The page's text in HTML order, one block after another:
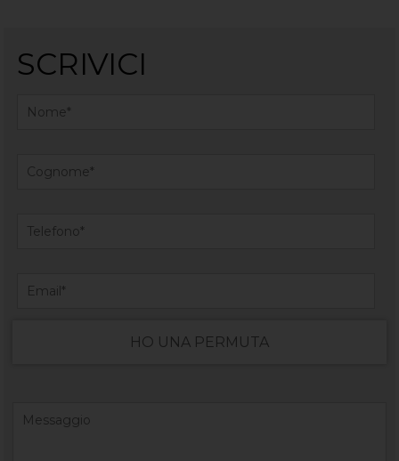
SCRIVICI
HO UNA PERMUTA